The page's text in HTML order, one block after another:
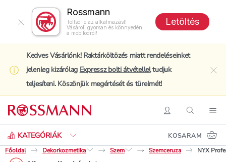
Rossmann
Töltsd le az alkalmazást!
Vásárolj gyorsan és könnyedén
a mobilodról!
Letöltés
Kedves Vásárlónk! Raktárköltözés miatt rendeléseinket
jelenleg kizárólag Expressz bolti átvételleltudjuk
teljesíteni. Köszönjük megértését és türelmét!
BelépésKeresés
KATEGÓRIÁK
Keresés
KOSARAM
Főoldal
Dekorkozmetika Szem Szemceruza NYX